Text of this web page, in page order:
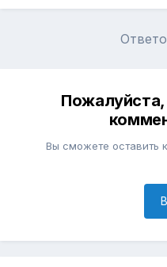
Вы сможете оставить